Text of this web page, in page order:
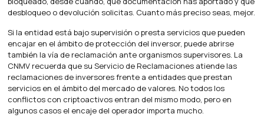
desbloqueo o devolución solicitas. Cuanto más preciso seas, mejor.
Si la entidad está bajo supervisión o presta servicios que pueden
encajar en el ámbito de protección del inversor, puede abrirse
también la vía de reclamación ante organismos supervisores. La
CNMV recuerda que su Servicio de Reclamaciones atiende las
reclamaciones de inversores frente a entidades que prestan
servicios en el ámbito del mercado de valores. No todos los
conflictos con criptoactivos entran del mismo modo, pero en
algunos casos el encaje del operador importa mucho.